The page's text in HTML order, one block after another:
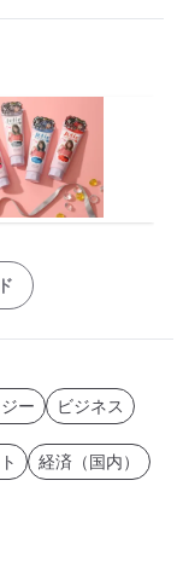
ー ビジネス
経済（国内）